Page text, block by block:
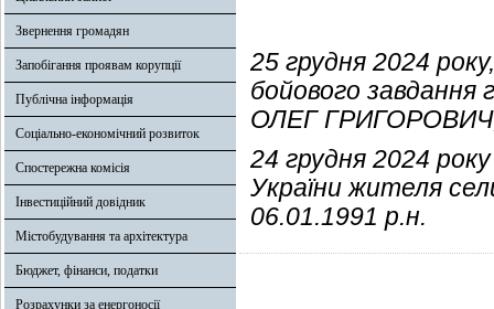
Звернення громадян
Запобігання проявам корупції
Публічна інформація
Соціально-економічний розвиток
Спостережна комісія
Інвестиційний довідник
Містобудування та архітектура
Бюджет, фінанси, податки
Розрахунки за енергоносії
25 грудня 2024
бойового завдання
ОЛЕГ ГРИГОРОВИЧ,
24 грудня 2024
України жителя
06.01.1991 р.н.